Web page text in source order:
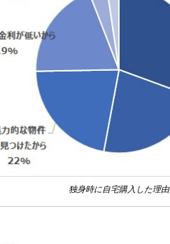
独身時に自宅購入した理由